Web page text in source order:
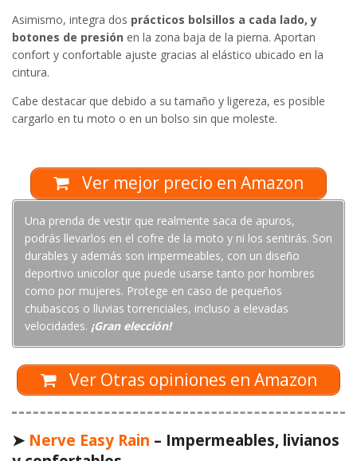
Asimismo, integra dos prácticos bolsillos a cada lado, y
botones de presión en la zona baja de la pierna. Aportan
confort y confortable ajuste gracias al elástico ubicado en la
cintura.
Cabe destacar que debido a su tamaño y ligereza, es posible
cargarlo en tu moto o en un bolso sin que moleste.
Ver mejor precio en Amazon
Una prenda de vestir que realmente saca de apuros,
podrás llevarlos en el cofre de la moto y ni los sentirás. Son
durables y además son impermeables, con un diseño
deportivo unicolor que puede usarse tanto por hombres
como por mujeres. Protege en caso de pequeños
chubascos o lluvias torrenciales, incluso a elevadas
velocidades. ¡Gran elección!
Ver Otras opiniones en Amazon
➤ Nerve Easy Rain – Impermeables, livianos